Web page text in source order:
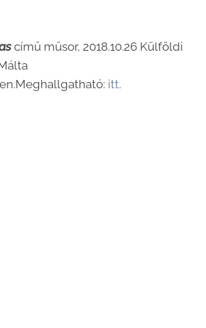
című műsor, 2018.10.26 Külföldi
itt.